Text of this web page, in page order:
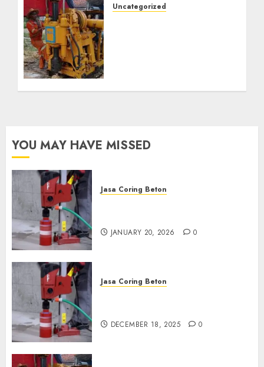
Uncategorized
YOU MAY HAVE MISSED
Jasa Coring Beton
JANUARY 20, 2026 0
Jasa Coring Beton
DECEMBER 18, 2025 0